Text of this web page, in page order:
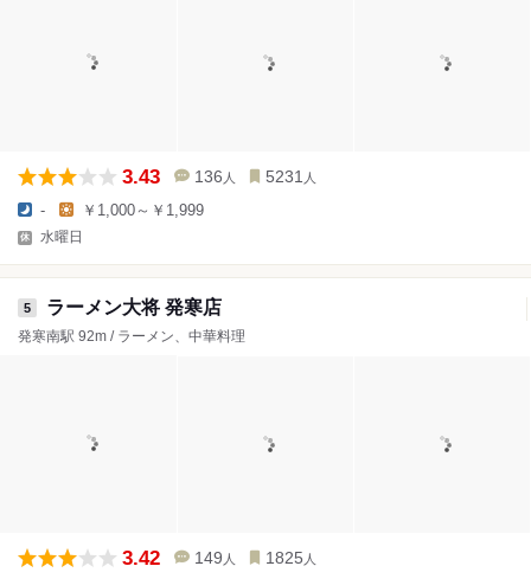
3.43 136 人 5231 人
- ￥1,000～￥1,999
水曜日
5 ラーメン大将 発寒店
発寒南駅 92m / ラーメン、中華料理
3.42 149 人 1825 人